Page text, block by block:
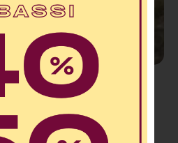
sta per aprire la nuova